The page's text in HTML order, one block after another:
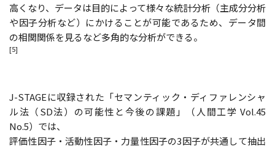
高くなり、データは目的によって様々な統計分析（主成分分析
や因子分析など）にかけることが可能であるため、データ間
の相関関係を見るなど多角的な分析ができる。
[5]
J-STAGEに収録された「セマンティック・ディファレンシャ
ル法（SD法）の可能性と今後の課題」（人間工学 Vol.45
No.5）では、
評価性因子・活動性因子・力量性因子の3因子が共通して抽出